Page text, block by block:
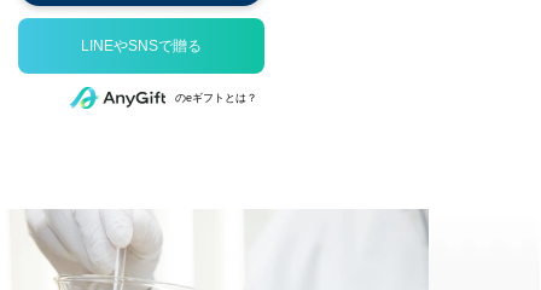
のeギフトとは？